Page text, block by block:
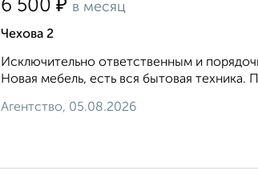
6 500 ₽ в месяц
Чехова 2
Исключительно ответственным и
Новая мебель, есть вся бытовая
Агентство, 05.08.2026